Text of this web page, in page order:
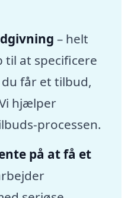
– helt
til at specificere
får et tilbud,
hjælper
processen.
på at få et